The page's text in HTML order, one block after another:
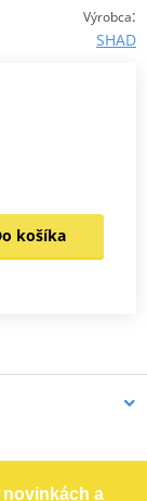
Výrobca:
SHAD
košíka
a